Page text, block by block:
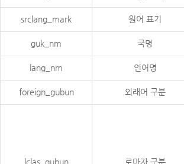
srclang_mark 원어 표기
guk_nm 국명
lang_nm 언어명
foreign_gubun 외래어 구분
lclas_gubun 로마자 구분